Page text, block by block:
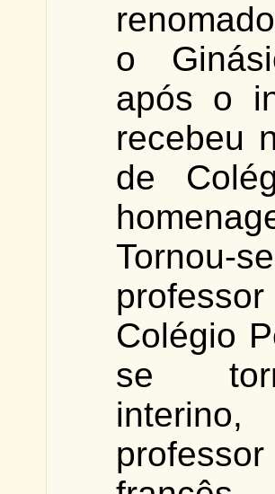
o
após o
recebeu
de
Tornou-
Colégio
se